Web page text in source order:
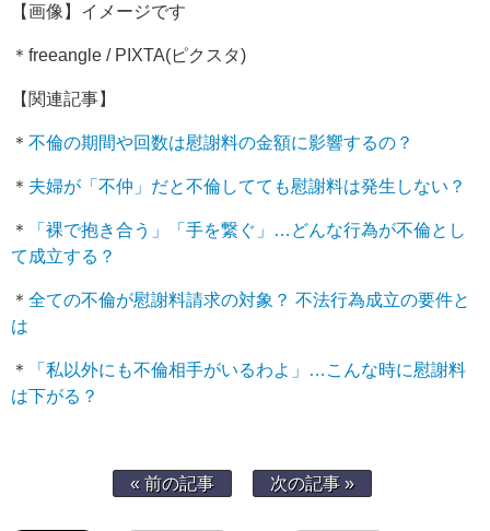
【画像】イメージです
＊freeangle / PIXTA(ピクスタ)
【関連記事】
＊ 不倫の期間や回数は慰謝料の金額に影響するの？
＊ 夫婦が「不仲」だと不倫してても慰謝料は発生しない？
＊
「裸で抱き合う」「手を繋ぐ」…どんな行為が不倫とし
て成立する？
＊ 全ての不倫が慰謝料請求の対象？ 不法行為成立の要件と
は
＊
「私以外にも不倫相手がいるわよ」…こんな時に慰謝料
は下がる？
« 前の記事 次の記事 »